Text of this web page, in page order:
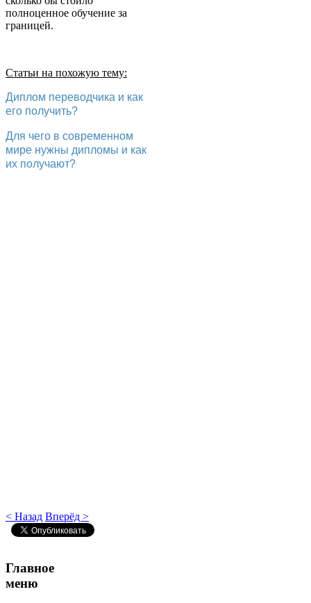
полноценное обучение за
границей.
Статьи на похожую тему:
Диплом переводчика и как
его получить?
Для чего в современном
мире нужны дипломы и как
их получают?
< Назад Вперёд >
Главное
меню